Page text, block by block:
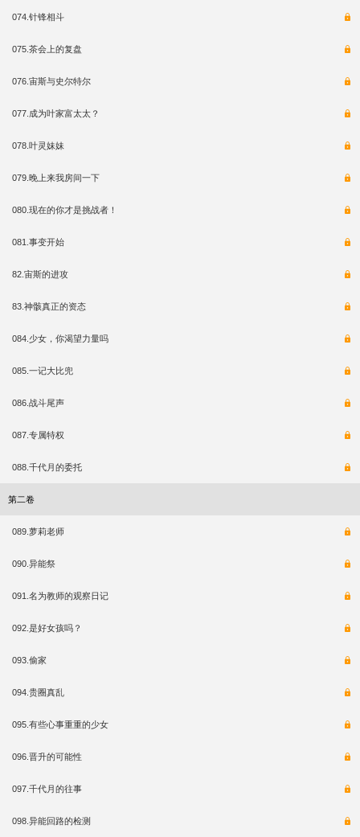
074.针锋相斗
075.茶会上的复盘
076.宙斯与史尔特尔
077.成为叶家富太太？
078.叶灵妹妹
079.晚上来我房间一下
080.现在的你才是挑战者！
081.事变开始
82.宙斯的进攻
83.神骸真正的资态
084.少女，你渴望力量吗
085.一记大比兜
086.战斗尾声
087.专属特权
088.千代月的委托
第二卷
089.萝莉老师
090.异能祭
091.名为教师的观察日记
092.是好女孩吗？
093.偷家
094.贵圈真乱
095.有些心事重重的少女
096.晋升的可能性
097.千代月的往事
098.异能回路的检测